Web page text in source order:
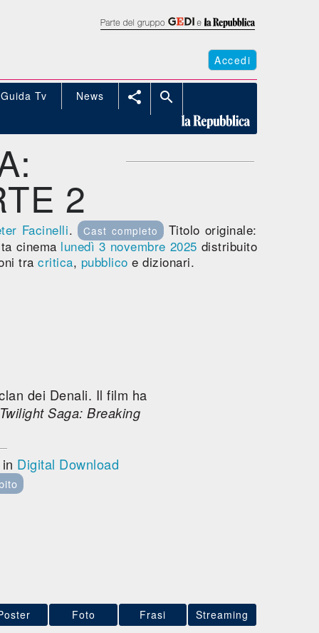
Accedi
Guida Tv News  
2
Facinelli. Cast completo Titolo originale:
cinema lunedì 3 novembre 2025 distribuito
tra critica, pubblico e dizionari.
dei Denali. Il film ha
Saga: Breaking
Digital Download
Foto Frasi Streaming